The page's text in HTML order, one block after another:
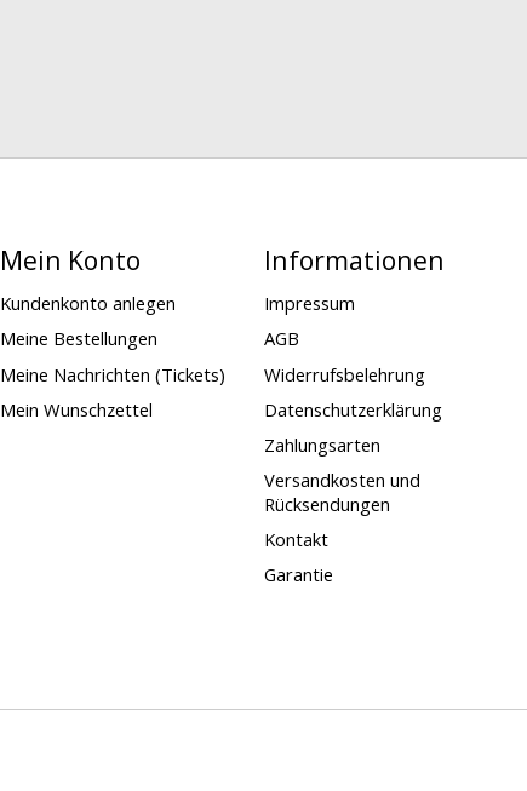
Mein Konto
Kundenkonto anlegen
Meine Bestellungen
Meine Nachrichten (Tickets)
Mein Wunschzettel
Informationen
Impressum
AGB
Widerrufsbelehrung
Datenschutzerklärung
Zahlungsarten
Versandkosten und
Rücksendungen
Kontakt
Garantie